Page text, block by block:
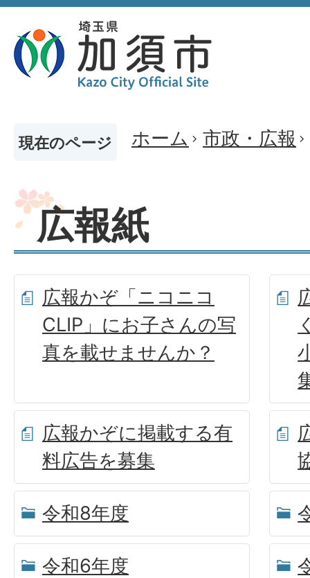
現在のページ ホーム 市政・広報
広報紙
広報かぞ「ニコニコ
CLIP」にお子さんの写
真を載せませんか？
広報かぞに掲載する有
料広告を募集
令和8年度
令和6年度